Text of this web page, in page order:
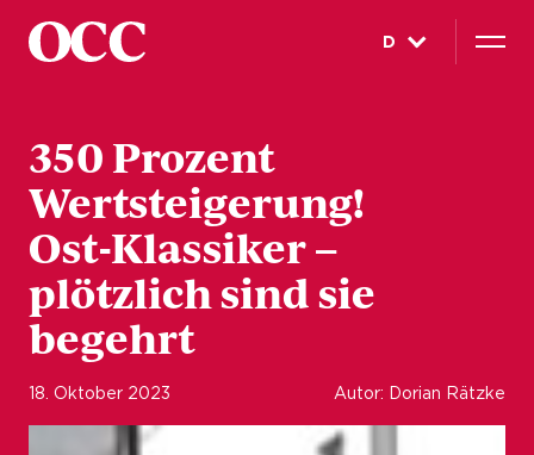
D
350 Prozent
Wertsteigerung!
Ost-Klassiker –
plötzlich sind sie
begehrt
18. Oktober 2023 Autor: Dorian Rätzke